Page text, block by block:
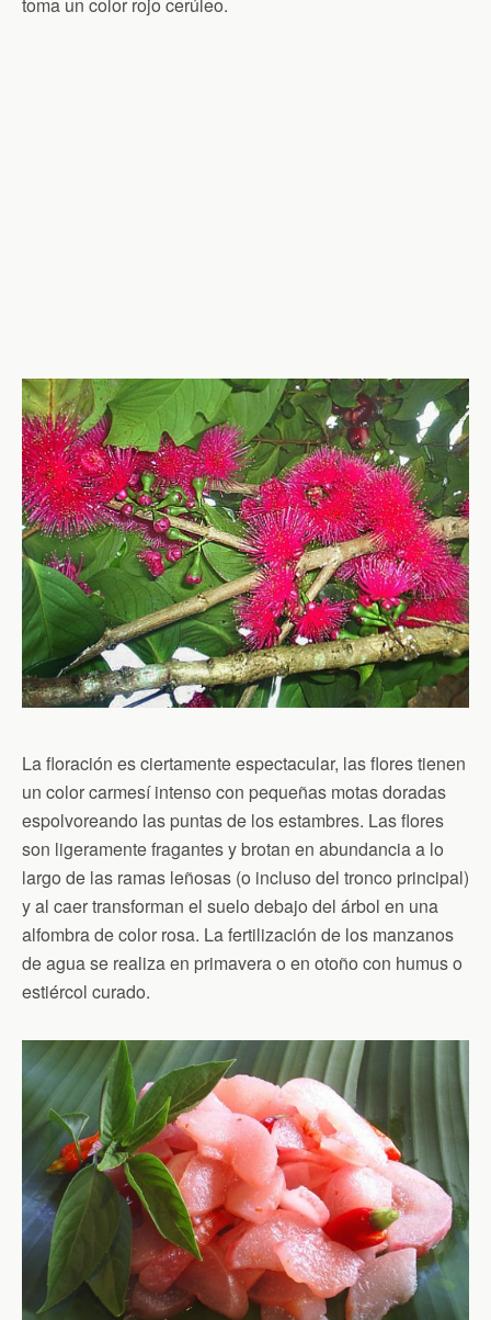
La floración es ciertamente espectacular, las flores tienen
un color carmesí intenso con pequeñas motas doradas
espolvoreando las puntas de los estambres. Las flores
son ligeramente fragantes y brotan en abundancia a lo
largo de las ramas leñosas (o incluso del tronco principal)
y al caer transforman el suelo debajo del árbol en una
alfombra de color rosa. La fertilización de los manzanos
de agua se realiza en primavera o en otoño con humus o
estiércol curado.